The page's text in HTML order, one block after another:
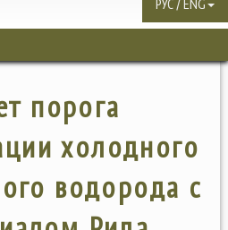
РУС / ENG
порога
холодного
водорода с